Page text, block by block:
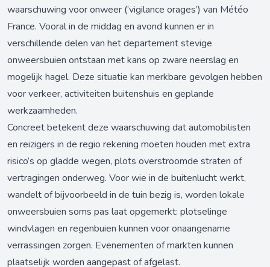
waarschuwing voor onweer (‘vigilance orages’) van Météo
France. Vooral in de middag en avond kunnen er in
verschillende delen van het departement stevige
onweersbuien ontstaan met kans op zware neerslag en
mogelijk hagel. Deze situatie kan merkbare gevolgen hebben
voor verkeer, activiteiten buitenshuis en geplande
werkzaamheden.
Concreet betekent deze waarschuwing dat automobilisten
en reizigers in de regio rekening moeten houden met extra
risico’s op gladde wegen, plots overstroomde straten of
vertragingen onderweg. Voor wie in de buitenlucht werkt,
wandelt of bijvoorbeeld in de tuin bezig is, worden lokale
onweersbuien soms pas laat opgemerkt: plotselinge
windvlagen en regenbuien kunnen voor onaangename
verrassingen zorgen. Evenementen of markten kunnen
plaatselijk worden aangepast of afgelast.